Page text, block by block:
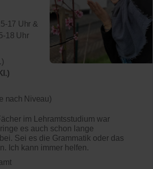
17 Uhr &
18 Uhr
nach Niveau)
im Lehramtsstudium war
es auch schon lange
Sei es die Grammatik oder das
Ich kann immer helfen.